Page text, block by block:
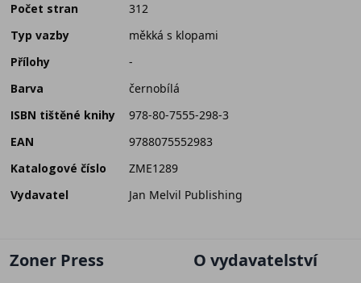
Počet stran
312
Typ vazby
měkká s klopami
Přílohy
-
Barva
černobílá
ISBN tištěné knihy
978-80-7555-298-3
EAN
9788075552983
Katalogové číslo
ZME1289
Vydavatel
Jan Melvil Publishing
Zoner Press O vydavatelství